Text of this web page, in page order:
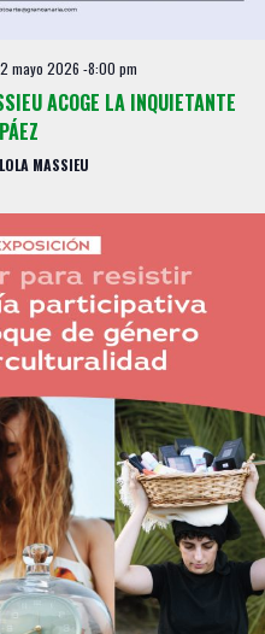
2 mayo 2026 -8:00 pm
ACOGE LA INQUIETANTE
MASSIEU